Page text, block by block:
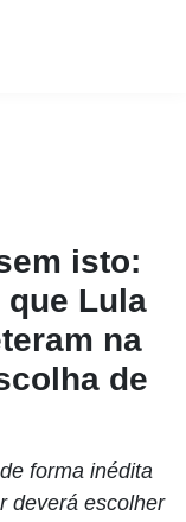
isto:
Lula
na
de
forma inédita
deverá escolher